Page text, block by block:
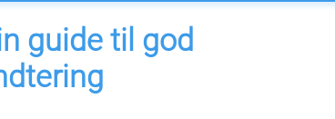
guide til god